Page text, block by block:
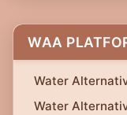
WAA
Water
Water